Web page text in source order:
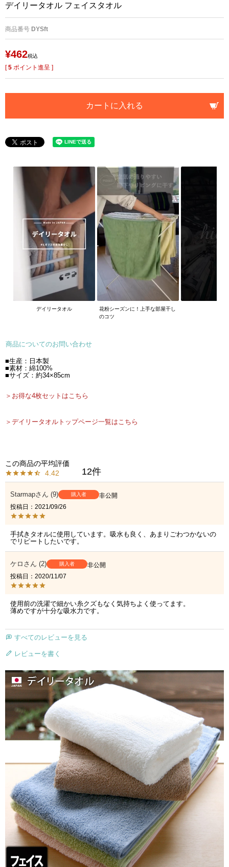
デイリータオル フェイスタオル
商品番号 DYSft
¥462税込
[5 ポイント進呈 ]
カートに入れる
デイリータオル
花粉シーズンに！上手な部屋干し
のコツ
商品についてのお問い合わせ
■生産：日本製
■素材：綿100%
■サイズ：約34×85cm
＞お得な4枚セットはこちら
＞デイリータオルトップページ一覧はこちら
4.42 12
Starmap 9 購入者
非公開
投稿日
2021/09/26
手拭きタオルに使用しています。吸水も良く、あまりごわつかないの
でリピートしたいです。
ケロ 2 購入者
非公開
投稿日
2020/11/07
使用前の洗濯で細かい糸クズもなく気持ちよく使ってます。
薄めですが十分な吸水力です。
すべてのレビューを見る
レビューを書く